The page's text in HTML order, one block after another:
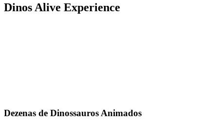
Dinos Alive Experience
Dezenas de Dinossauros Animados